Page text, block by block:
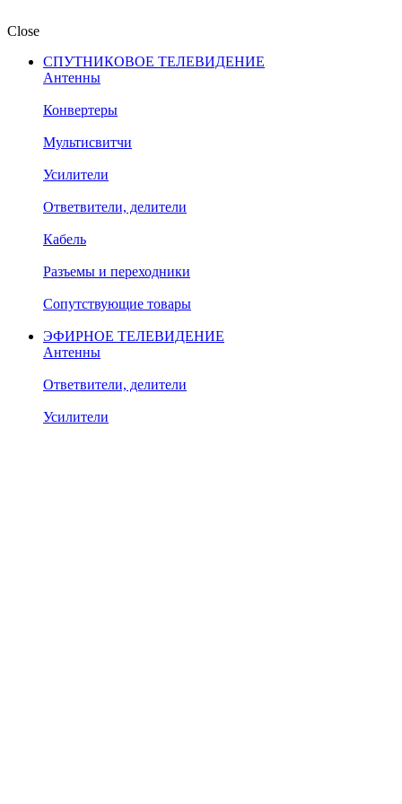
Close
СПУТНИКОВОЕ ТЕЛЕВИДЕНИЕ
Антенны
Конвертеры
Мультисвитчи
Усилители
Ответвители, делители
Кабель
Разъемы и переходники
Сопутствующие товары
ЭФИРНОЕ ТЕЛЕВИДЕНИЕ
Антенны
Ответвители, делители
Усилители